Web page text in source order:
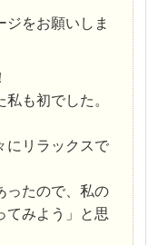
ジをお願いしま
も初でした。
にリラックスで
ったので、私の
てみよう」と思